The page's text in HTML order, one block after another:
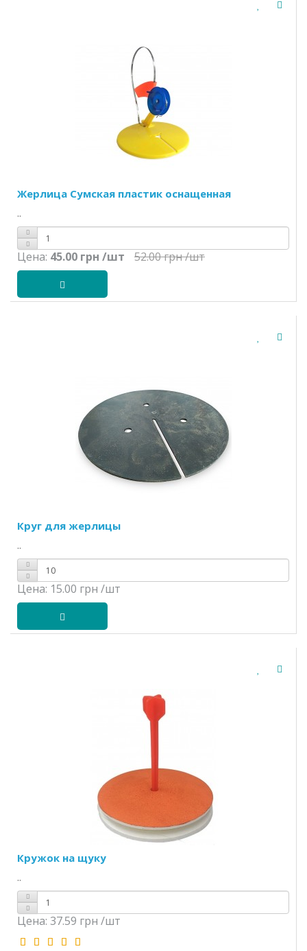
Жерлица Сумская пластик оснащенная
..
Цена: 45.00 грн /шт 52.00 грн/шт
Круг для жерлицы
..
Цена: 15.00 грн /шт
Кружок на щуку
..
Цена: 37.59 грн /шт